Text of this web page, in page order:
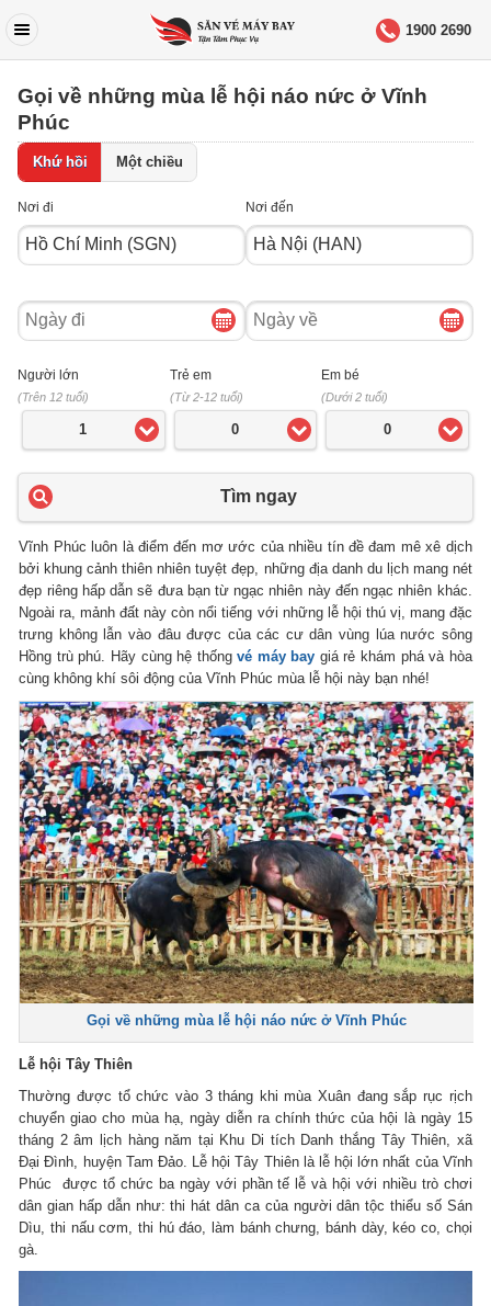
1900 2690
Gọi về những mùa lễ hội náo nức ở Vĩnh
Phúc
Khứ hồi Một chiều
Nơi đi Nơi đến
Ngày
đi
Ngày
về
Người lớn
(Trên 12 tuổi)
1
Trẻ em
(Từ 2-12 tuổi)
0
Em bé
(Dưới 2 tuổi)
0
Tìm ngay
Vĩnh Phúc luôn là điểm đến mơ ước của nhiều tín đề đam mê xê dịch
bởi khung cảnh thiên nhiên tuyệt đẹp, những địa danh du lịch mang nét
đẹp riêng hấp dẫn sẽ đưa bạn từ ngạc nhiên này đến ngạc nhiên khác.
Ngoài ra, mảnh đất này còn nổi tiếng với những lễ hội thú vị, mang đặc
trưng không lẫn vào đâu được của các cư dân vùng lúa nước sông
Hồng trù phú. Hãy cùng hệ thốngvé máy bay giá rẻ khám phá và hòa
cùng không khí sôi động của Vĩnh Phúc mùa lễ hội này bạn nhé!
Gọi về những mùa lễ hội náo nức ở Vĩnh Phúc
Lễ hội Tây Thiên
Thường được tổ chức vào 3 tháng khi mùa Xuân đang sắp rục rịch
chuyển giao cho mùa hạ, ngày diễn ra chính thức của hội là ngày 15
tháng 2 âm lịch hàng năm tại Khu Di tích Danh thắng Tây Thiên, xã
Đại Đình, huyện Tam Đảo. Lễ hội Tây Thiên là lễ hội lớn nhất của Vĩnh
Phúc được tổ chức ba ngày với phần tế lễ và hội với nhiều trò chơi
dân gian hấp dẫn như: thi hát dân ca của người dân tộc thiểu số Sán
Dìu, thi nấu cơm, thi hú đáo, làm bánh chưng, bánh dày, kéo co, chọi
gà.